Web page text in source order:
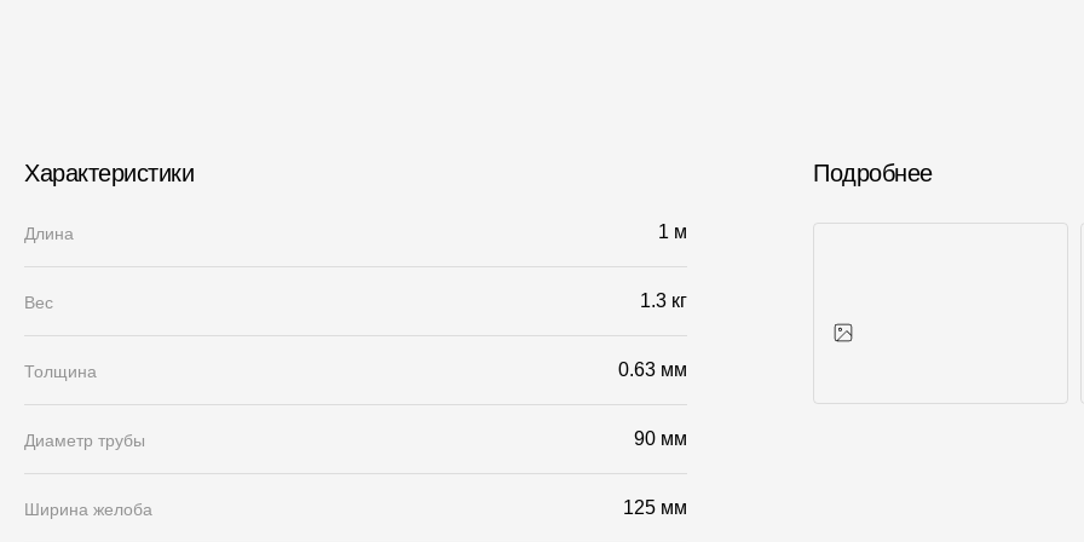
Характеристики
Длина 1 м
Вес 1.3 кг
Толщина 0.63 мм
Диаметр трубы 90 мм
Ширина желоба 125 мм
Подробнее